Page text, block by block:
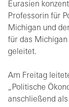
Eurasien
Professorin für
Michigan und
für das
geleitet.
Am Freitag
„Politische
anschließend